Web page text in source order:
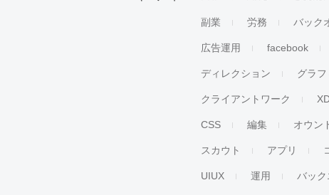
副業 労務 バック
広告運用 facebook
ディレクション グラ
クライアントワーク
CSS 編集 オウン
スカウト アプリ
UIUX 運用 バック